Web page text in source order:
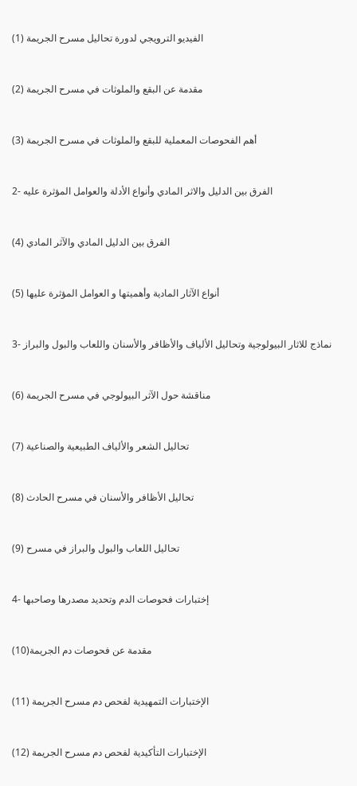
(1) الفيديو الترويجي لدورة تحاليل مسرح الجريمة
(2) مقدمة عن البقع والملوثات في مسرح الجريمة
(3) أهم الفحوصات المعملية للبقع والملوثات في مسرح الجريمة
2- الفرق بين الدليل والاثر المادي وأنواع الأدلة والعوامل المؤثرة عليه
(4) الفرق بين الدليل المادي والآثر المادي
(5) أنواع الآثار المادية وأهميتها و العوامل المؤثرة عليها
3- نماذج للاثار البيولوجية وتحاليل الألياف والأظافر والأسنان واللعاب والبول والبراز
(6) مناقشة حول الآثر البيولوجي في مسرح الجريمة
(7) تحاليل الشعر والألياف الطبيعية والصناعية
(8) تحاليل الأظافر والأسنان في مسرح الحادث
(9) تحاليل اللعاب والبول والبراز في مسرح
4- إختبارات فحوصات الدم وتحديد مصدرها وصاحبها
(10)مقدمة عن فحوصات دم الجريمة
(11) الإختبارات التمهيدية لفحص دم مسرح الجريمة
(12) الإختبارات التأكيدية لفحص دم مسرح الجريمة